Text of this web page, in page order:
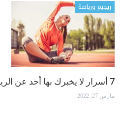
ريجيم ورياضة
7 أسرار لا يخبرك بها أحد عن الرياضة التي تجعلك تنحفين
مارس 27, 2022